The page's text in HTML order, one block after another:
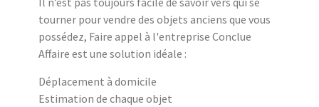
tourner pour vendre des objets anciens que vous
possédez, Faire appel à l'entreprise Conclue
Affaire est une solution idéale :
Déplacement à domicile
Estimation de chaque objet